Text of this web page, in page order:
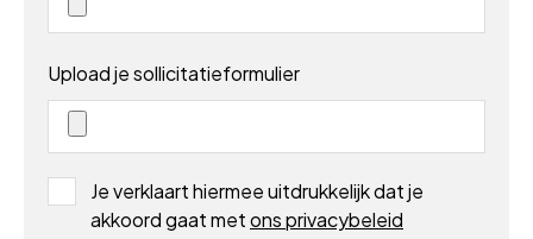
Upload je sollicitatieformulier
Je verklaart hiermee uitdrukkelijk dat je
akkoord gaat metons privacybeleid